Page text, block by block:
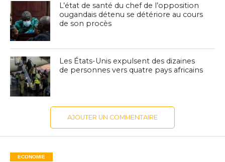
L’état de santé du chef de l’opposition
ougandais détenu se détériore au cours
de son procès
Les États-Unis expulsent des dizaines
de personnes vers quatre pays africains
AJOUTER UN COMMENTAIRE
ECONOMIE